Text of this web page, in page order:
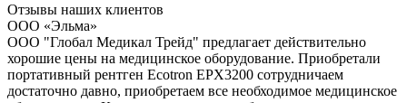
Отзывы наших клиентов
ООО «Эльма»
ООО "Глобал Медикал Трейд" предлагает действительно
хорошие цены на медицинское оборудование. Приобретали
портативный рентген Ecotron EPX3200 сотрудничаем
достаточно давно, приобретаем все необходимое медицинское